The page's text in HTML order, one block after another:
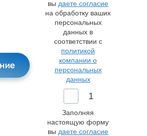
вы даете согласие
на обработку ваших
персональных
данных в
соответствии с
политикой
компании о
персональных
данных
1
Заполняя
настоящую форму
вы даете согласие